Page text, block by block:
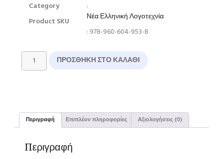
Category
Product SKU
:
Νέα Ελληνική Λογοτεχνία
: 978-960-604-953-8
ΠΡΟΣΘΉΚΗ ΣΤΟ ΚΑΛΆΘΙ
Περιγραφή Επιπλέον πληροφορίες Αξιολογήσεις (0)
Περιγραφή